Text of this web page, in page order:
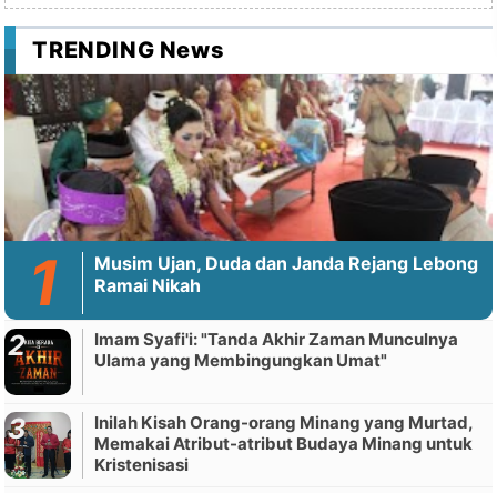
TRENDING News
Musim Ujan, Duda dan Janda Rejang Lebong
Ramai Nikah
Imam Syafi'i: "Tanda Akhir Zaman Munculnya
Ulama yang Membingungkan Umat"
Inilah Kisah Orang-orang Minang yang Murtad,
Memakai Atribut-atribut Budaya Minang untuk
Kristenisasi